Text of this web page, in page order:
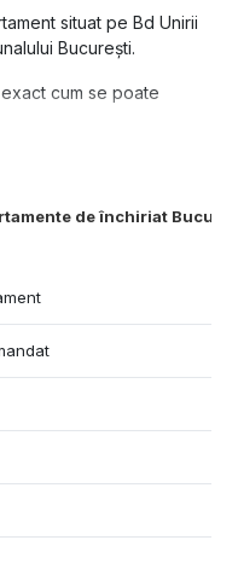
de închiriat
situat pe Bd Unirii
București.
cum se poate
sau persoane